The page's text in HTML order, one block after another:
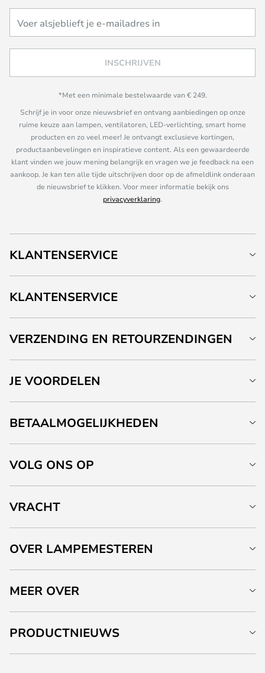
INSCHRIJVEN
*Met een minimale bestelwaarde van € 249.
Schrijf je in voor onze nieuwsbrief en ontvang aanbiedingen op onze
ruime keuze aan lampen, ventilatoren, LED-verlichting, smart home
producten en zo veel meer! Je ontvangt exclusieve kortingen,
productaanbevelingen en inspiratieve content. Als een gewaardeerde
klant vinden we jouw mening belangrijk en vragen we je feedback na een
aankoop. Je kan ten alle tijde uitschrijven door op de afmeldlink onderaan
de nieuwsbrief te klikken. Voor meer informatie bekijk ons
privacyverklaring.
KLANTENSERVICE
KLANTENSERVICE
VERZENDING EN RETOURZENDINGEN
JE VOORDELEN
BETAALMOGELIJKHEDEN
VOLG ONS OP
VRACHT
OVER LAMPEMESTEREN
MEER OVER
PRODUCTNIEUWS